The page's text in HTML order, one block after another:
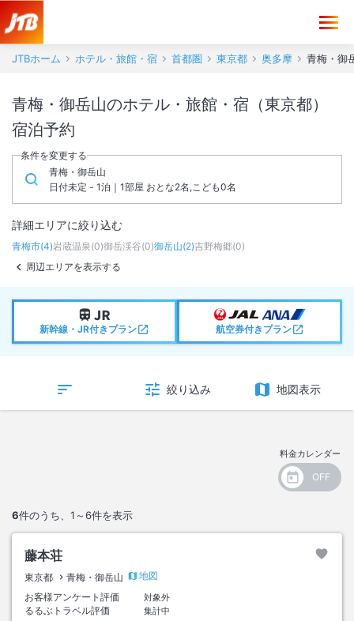
JTBホーム ホテル・旅館・宿 首都圏 東京都 奥多摩 青梅・御
青梅・御岳山のホテル・旅館・宿（東京都）
宿泊予約
条件を変更する
青梅・御岳山
日付未定 - 1泊｜1部屋 おとな2名,こども0名
詳細エリアに絞り込む
青梅市(4)岩蔵温泉(0)御岳渓谷(0)御岳山(2)吉野梅郷(0)
周辺エリアを表示する
新幹線・JR付きプラン 航空券付きプラン
絞り込み 地図表示
料金カレンダー
6件のうち、 1～6件を表示
藤本荘
東京都 青梅・御岳山
地図
お客様アンケート評価
対象外
るるぶトラベル評価
集計中